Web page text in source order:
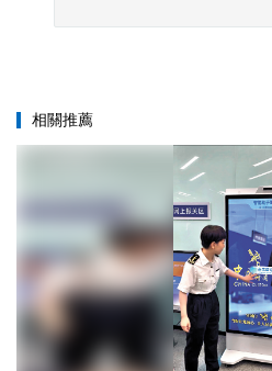
相關推薦